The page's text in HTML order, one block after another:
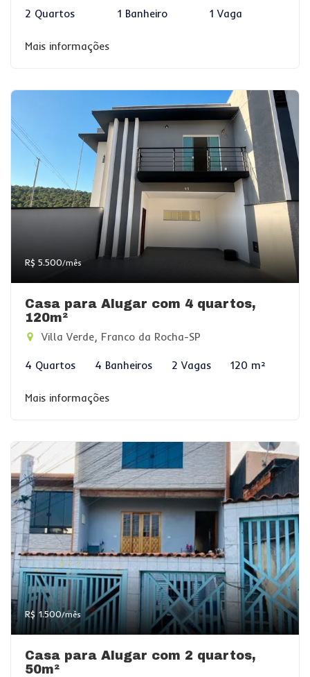
2 Quartos 1 Banheiro 1 Vaga
Mais informações
R$ 5.500/mês
Casa para Alugar com 4 quartos,
120m²
Villa Verde, Franco da Rocha-SP
4 Quartos 4 Banheiros 2 Vagas 120 m²
Mais informações
R$ 1.500/mês
Casa para Alugar com 2 quartos,
50m²